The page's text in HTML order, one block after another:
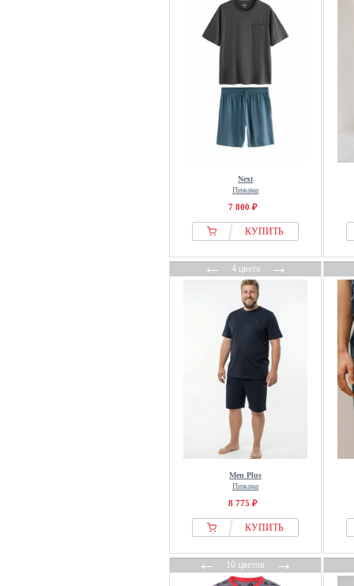
Next
Пижама
7 800 ₽
КУПИТЬ
←4 цвета→
Men Plus
Пижама
8 775 ₽
КУПИТЬ
←10 цветов→